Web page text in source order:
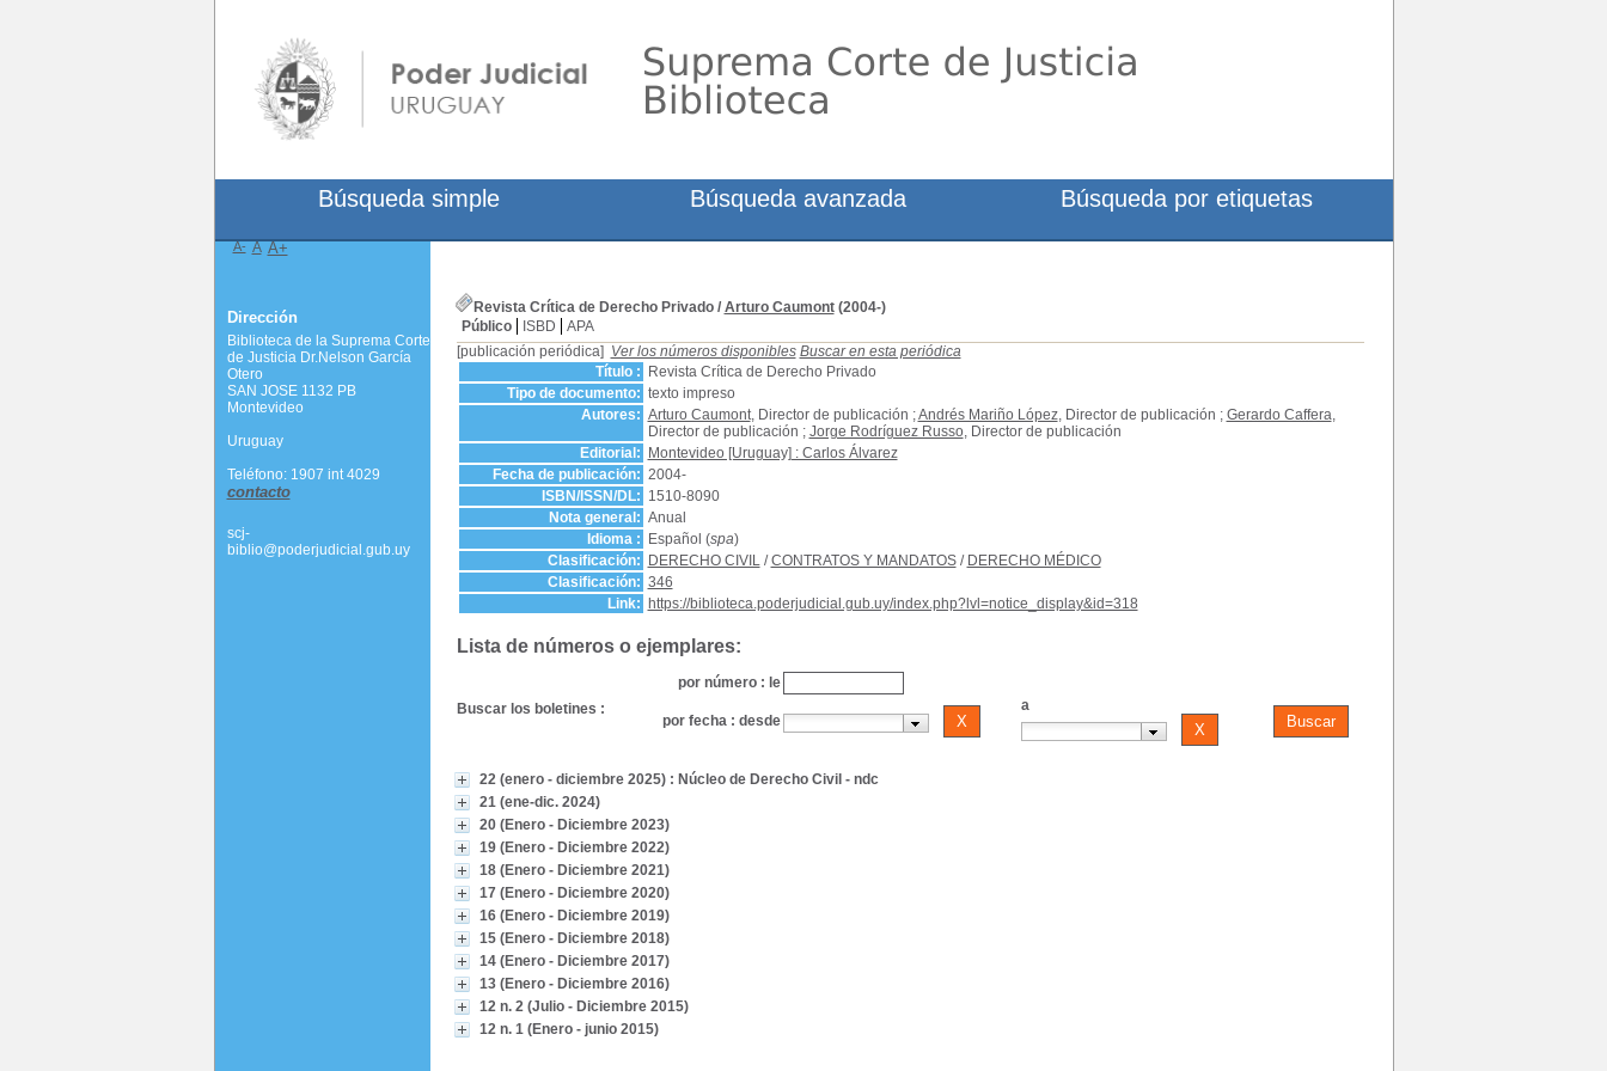
Revista Crítica de Derecho Privado/ Arturo Caumont(2004-)
Público
ISBD
APA
[publicación periódica] Ver los números disponibles Buscar en esta periódica
Título :
Revista Crítica de Derecho Privado
Tipo de documento: texto impreso
Autores: Arturo Caumont, Director de publicación ;Andrés Mariño López, Director de publicación ; Gerardo Caffera,
Director de publicación ; Jorge Rodríguez Russo, Director de publicación
Editorial:
Montevideo [Uruguay] : Carlos Álvarez
Fecha de publicación: 2004-
ISBN/ISSN/DL: 1510-8090
Nota general: Anual
Idioma :
Español (spa)
Clasificación:
DERECHO CIVIL/CONTRATOS Y MANDATOS/ DERECHO MÉDICO
Clasificación: 346
Link:
https://biblioteca.poderjudicial.gub.uy/index.php?lvl=notice_display&id=318
Lista de números o ejemplares:
Buscar los boletines :
por número : le
por fecha : desde
a
22 (enero - diciembre 2025) : Núcleo de Derecho Civil - ndc
21 (ene-dic. 2024)
20 (Enero - Diciembre 2023)
19 (Enero - Diciembre 2022)
18 (Enero - Diciembre 2021)
17 (Enero - Diciembre 2020)
16 (Enero - Diciembre 2019)
15 (Enero - Diciembre 2018)
14 (Enero - Diciembre 2017)
13 (Enero - Diciembre 2016)
12 n. 2 (Julio - Diciembre 2015)
12 n. 1 (Enero - junio 2015)
Búsqueda simple Búsqueda avanzada Búsqueda por etiquetas
A- A A+
Dirección
Biblioteca de la Suprema Corte
de Justicia Dr.Nelson García
Otero
SAN JOSE 1132 PB
Montevideo
Uruguay
Teléfono: 1907 int 4029
contacto
scj-
biblio@poderjudicial.gub.uy